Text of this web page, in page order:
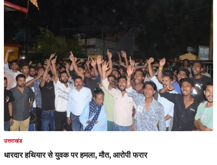
उत्तराखंड
धारदार हथियार से युवक पर हमला, मौत, आरोपी फरार